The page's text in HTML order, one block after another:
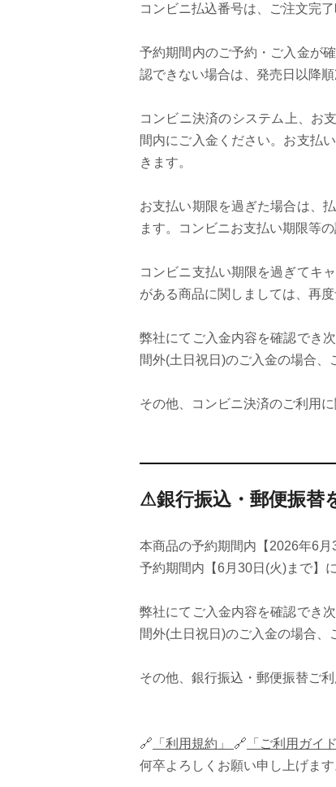
コンビニ払込番号は、ご注文完
予約期間内のご予約・ご入金が
認できない場合は、発売日以降
コンビニ決済のシステム上、お
間内にご入金ください。お支払
きます。
お支払い期限を過ぎた場合は、
ます。コンビニお支払い期限等
コンビニ支払い期限を過ぎてキ
がある商品に関しましては、再
弊社にてご入金内容を確認でき
間外(土日祝日)のご入金の場合、
その他、コンビニ決済のご利用
⚠銀行振込・郵便振替
本商品の予約期間内【2026年6
予約期間内【6月30日(火)まで】
弊社にてご入金内容を確認でき
間外(土日祝日)のご入金の場合、
その他、銀行振込・郵便振替ご
🔗 「利用規約」 🔗 「ご利用ガイド
何卒よろしくお願い申し上げます